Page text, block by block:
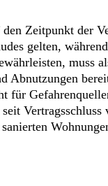
Zeitpunkt der
gelten,
muss
für